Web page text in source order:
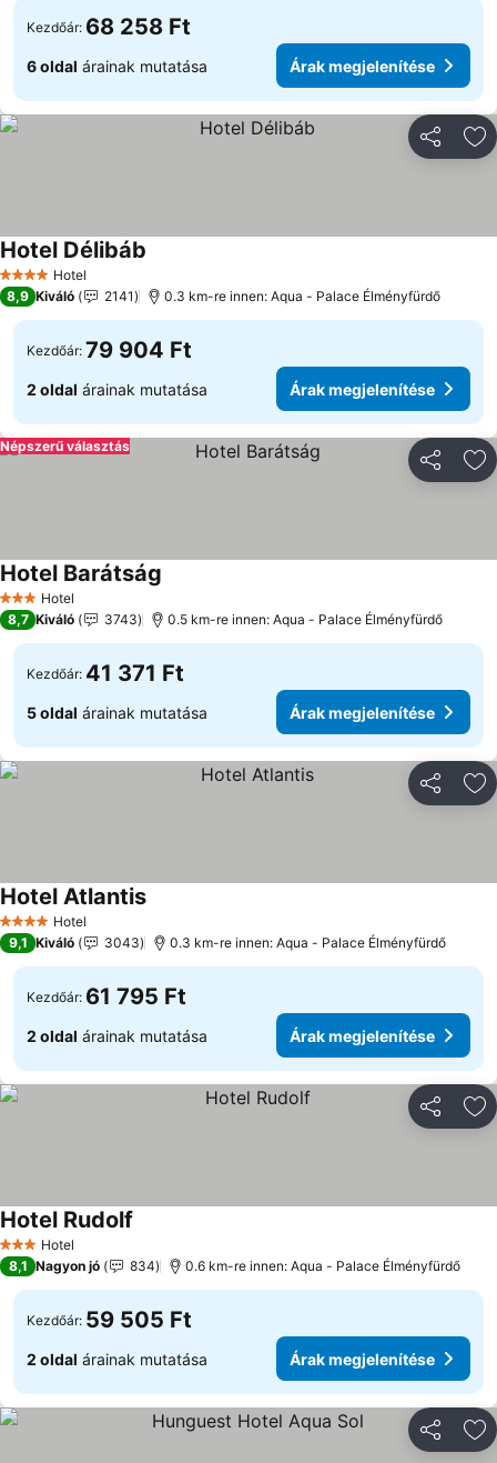
Kezdőár: 68 258 Ft
6 oldal árainak mutatása Árak megjelenítése
4 KategóriaHotel
Hotel Délibáb
8,9 Kiváló 2141 0.3 km-re innen: Aqua - Palace Élményfürdő
Kezdőár: 79 904 Ft
2 oldal árainak mutatása Árak megjelenítése
Népszerű választás
3 Kategória
Hotel
Hotel Barátság
8,7 Kiváló 3743 0.5 km-re innen: Aqua - Palace Élményfürdő
Kezdőár: 41 371 Ft
5 oldal árainak mutatása Árak megjelenítése
4 KategóriaHotel
Hotel AtlantisÁrak megjelenítése
9,1 Kiváló 3043 0.3 km-re innen: Aqua - Palace Élményfürdő
Kezdőár: 61 795 Ft
2 oldal árainak mutatása Árak megjelenítése
3 Kategória
Hotel
Hotel Rudolf
8,1 Nagyon jó 834 0.6 km-re innen: Aqua - Palace Élményfürdő
Kezdőár: 59 505 Ft
2 oldal árainak mutatása Árak megjelenítése